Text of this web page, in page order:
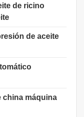
de ricino
de aceite
china máquina